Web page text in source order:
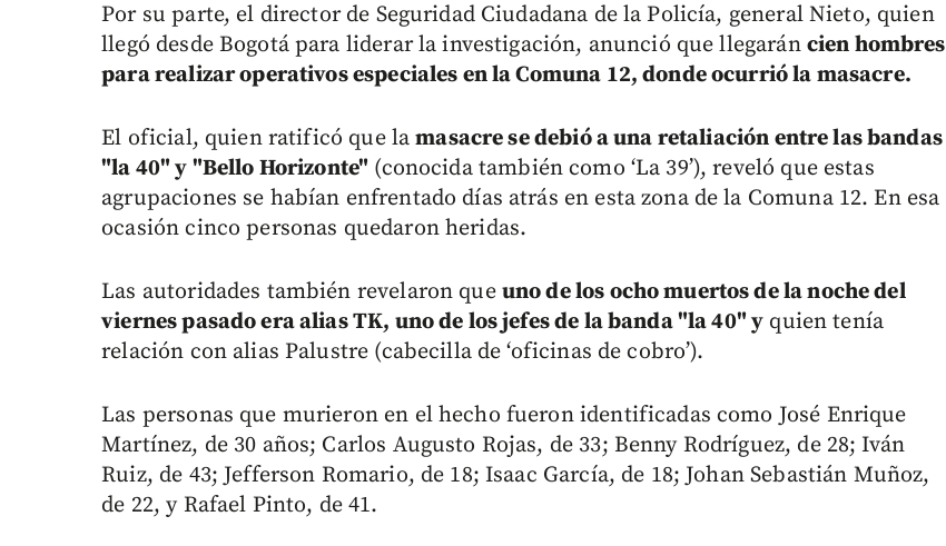
Por su parte, el director de Seguridad Ciudadana de la Policía, general Nieto, quien
llegó desde Bogotá para liderar la investigación, anunció que llegarán cien hombres
para realizar operativos especiales en la Comuna 12, donde ocurrió la masacre.
El oficial, quien ratificó que lamasacre se debió a una retaliación entre las bandas
"la 40" y "Bello Horizonte" (conocida también como ‘La 39’), reveló que estas
agrupaciones se habían enfrentado días atrás en esta zona de la Comuna 12. En esa
ocasión cinco personas quedaron heridas.
Las autoridades también revelaron que uno de los ocho muertos de la noche del
viernes pasado era alias TK, uno de los jefes de la banda "la 40" y quien tenía
relación con alias Palustre (cabecilla de ‘oficinas de cobro’).
Las personas que murieron en el hecho fueron identificadas como José Enrique
Martínez, de 30 años; Carlos Augusto Rojas, de 33; Benny Rodríguez, de 28; Iván
Ruiz, de 43; Jefferson Romario, de 18; Isaac García, de 18; Johan Sebastián Muñoz,
de 22, y Rafael Pinto, de 41.